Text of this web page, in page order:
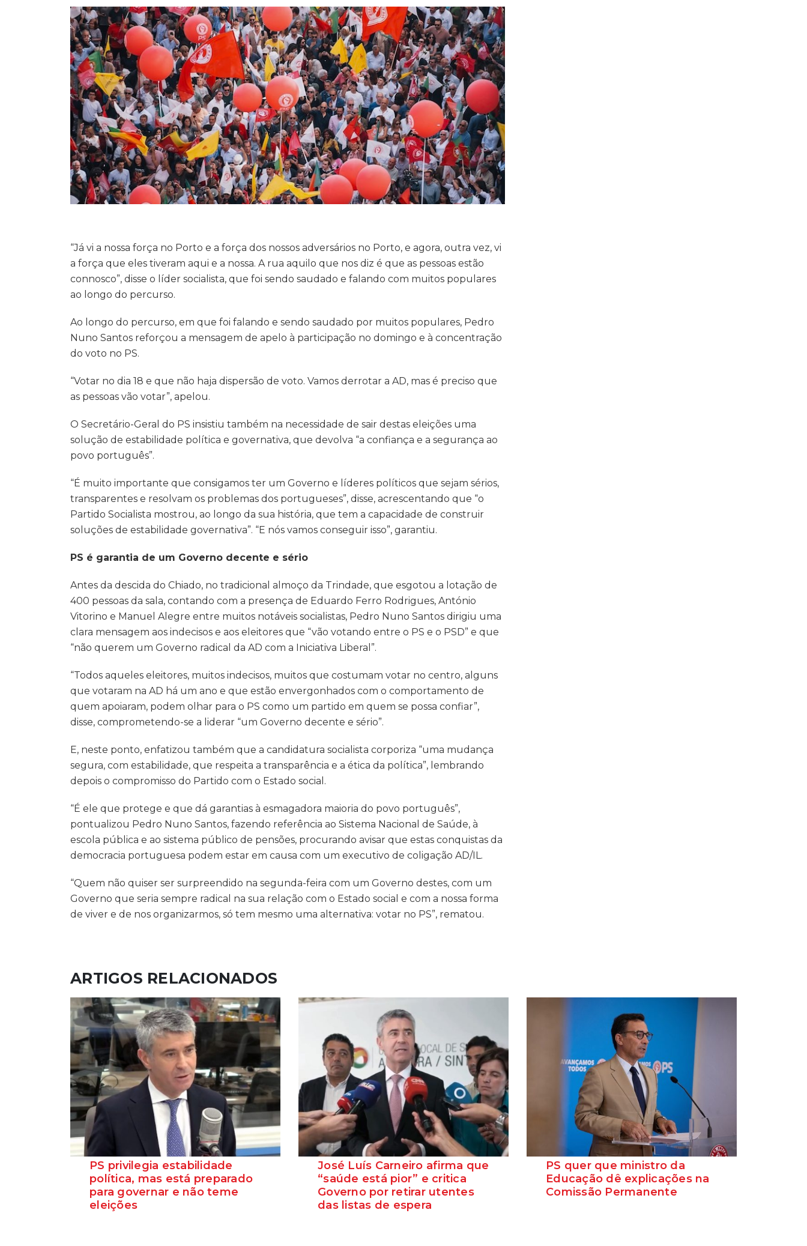
“Já vi a nossa força no Porto e a força dos nossos adversários no Porto, e agora, outra vez, vi
a força que eles tiveram aqui e a nossa. A rua aquilo que nos diz é que as pessoas estão
connosco”, disse o líder socialista, que foi sendo saudado e falando com muitos populares
ao longo do percurso.
Ao longo do percurso, em que foi falando e sendo saudado por muitos populares, Pedro
Nuno Santos reforçou a mensagem de apelo à participação no domingo e à concentração
do voto no PS.
“Votar no dia 18 e que não haja dispersão de voto. Vamos derrotar a AD, mas é preciso que
as pessoas vão votar”, apelou.
O Secretário-Geral do PS insistiu também na necessidade de sair destas eleições uma
solução de estabilidade política e governativa, que devolva “a confiança e a segurança ao
povo português”.
“É muito importante que consigamos ter um Governo e líderes políticos que sejam sérios,
transparentes e resolvam os problemas dos portugueses”, disse, acrescentando que “o
Partido Socialista mostrou, ao longo da sua história, que tem a capacidade de construir
soluções de estabilidade governativa”. “E nós vamos conseguir isso”, garantiu.
PS é garantia de um Governo decente e sério
Antes da descida do Chiado, no tradicional almoço da Trindade, que esgotou a lotação de
400 pessoas da sala, contando com a presença de Eduardo Ferro Rodrigues, António
Vitorino e Manuel Alegre entre muitos notáveis socialistas, Pedro Nuno Santos dirigiu uma
clara mensagem aos indecisos e aos eleitores que “vão votando entre o PS e o PSD” e que
“não querem um Governo radical da AD com a Iniciativa Liberal”.
“Todos aqueles eleitores, muitos indecisos, muitos que costumam votar no centro, alguns
que votaram na AD há um ano e que estão envergonhados com o comportamento de
quem apoiaram, podem olhar para o PS como um partido em quem se possa confiar”,
disse, comprometendo-se a liderar “um Governo decente e sério”.
E, neste ponto, enfatizou também que a candidatura socialista corporiza “uma mudança
segura, com estabilidade, que respeita a transparência e a ética da política”, lembrando
depois o compromisso do Partido com o Estado social.
“É ele que protege e que dá garantias à esmagadora maioria do povo português”,
pontualizou Pedro Nuno Santos, fazendo referência ao Sistema Nacional de Saúde, à
escola pública e ao sistema público de pensões, procurando avisar que estas conquistas da
democracia portuguesa podem estar em causa com um executivo de coligação AD/IL.
“Quem não quiser ser surpreendido na segunda-feira com um Governo destes, com um
Governo que seria sempre radical na sua relação com o Estado social e com a nossa forma
de viver e de nos organizarmos, só tem mesmo uma alternativa: votar no PS”, rematou.
ARTIGOS RELACIONADOS
PS privilegia estabilidade
política, mas está preparado
para governar e não teme
eleições
José Luís Carneiro afirma que
“saúde está pior” e critica
Governo por retirar utentes
das listas de espera
PS quer que ministro da
Educação dê explicações na
Comissão Permanente